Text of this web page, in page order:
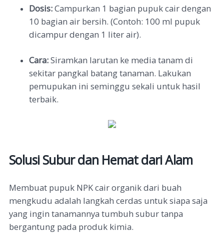
Dosis:Campurkan 1 bagian pupuk cair dengan
10 bagian air bersih. (Contoh: 100 ml pupuk
dicampur dengan 1 liter air).
Cara:Siramkan larutan ke media tanam di
sekitar pangkal batang tanaman. Lakukan
pemupukan ini seminggu sekali untuk hasil
terbaik.
Solusi Subur dan Hemat dari Alam
Membuat pupuk NPK cair organik dari buah
mengkudu adalah langkah cerdas untuk siapa saja
yang ingin tanamannya tumbuh subur tanpa
bergantung pada produk kimia.